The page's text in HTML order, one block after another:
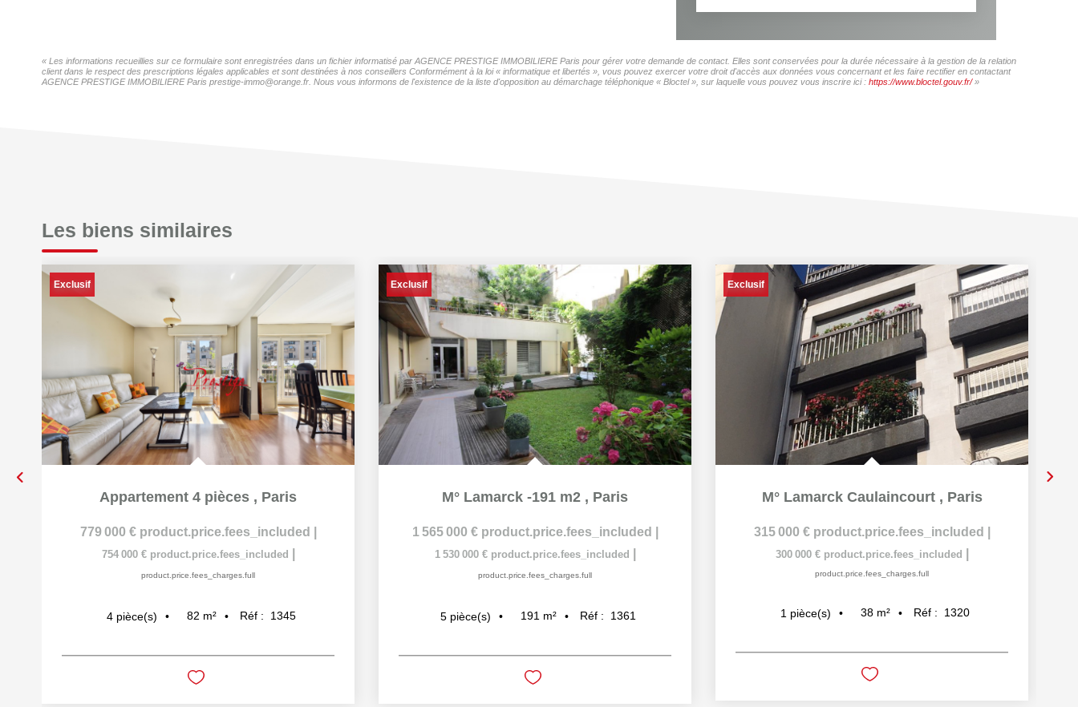
« Les informations recueillies sur ce formulaire sont enregistrées dans un fichier informatisé par AGENCE PRESTIGE IMMOBILIERE Paris pour gérer votre demande de contact. Elles sont conservées pour la durée nécessaire à la gestion de la relation
client dans le respect des prescriptions légales applicables et sont destinées à nos conseillers Conformément à la loi « informatique et libertés », vous pouvez exercer votre droit d'accès aux données vous concernant et les faire rectifier en contactant
AGENCE PRESTIGE IMMOBILIERE Paris prestige-immo@orange.fr. Nous vous informons de l'existence de la liste d'opposition au démarchage téléphonique « Bloctel », sur laquelle vous pouvez vous inscrire ici : https://www.bloctel.gouv.fr/»
Les biens similaires
Exclusif
Appartement 4 pièces , Paris
779 000 € product.price.fees_included
754 000 € product.price.fees_included
product.price.fees_charges.full
4 pièce(s) 82 m² Réf : 1345
Exclusif
M° Lamarck -191 m2 , Paris
1 565 000 € product.price.fees_included
1 530 000 € product.price.fees_included
product.price.fees_charges.full
5 pièce(s) 191 m² Réf : 1361
Exclusif
M° Lamarck Caulaincourt , Paris
315 000 € product.price.fees_included
300 000 € product.price.fees_included
product.price.fees_charges.full
1 pièce(s) 38 m² Réf : 1320